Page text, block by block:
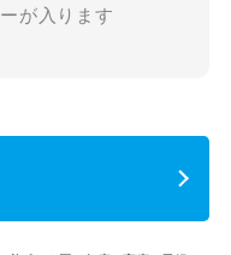
が入ります